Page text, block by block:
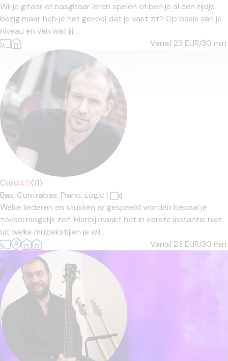
Wil je gitaar of basgitaar leren spelen of ben je al een tijdje
bezig maar heb je het gevoel dat je vast zit? Op basis van je
niveau en van wat jij ...
Vanaf 23 EUR/30 min.
Cord4.9(11)
Bas, Contrabas, Piano, Logic |
Welke liederen en stukken er gespeeld worden bepaal je
zoveel mogelijk zelf. Hierbij maakt het in eerste instantie niet
uit welke muziekstijlen je wil...
Vanaf 23 EUR/30 min.